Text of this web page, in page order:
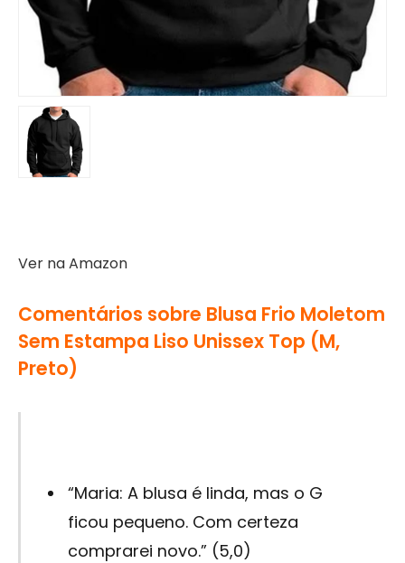
Ver na Amazon
Comentários sobre Blusa Frio Moletom
Sem Estampa Liso Unissex Top (M,
Preto)
“Maria: A blusa é linda, mas o G
ficou pequeno. Com certeza
comprarei novo.” (5,0)